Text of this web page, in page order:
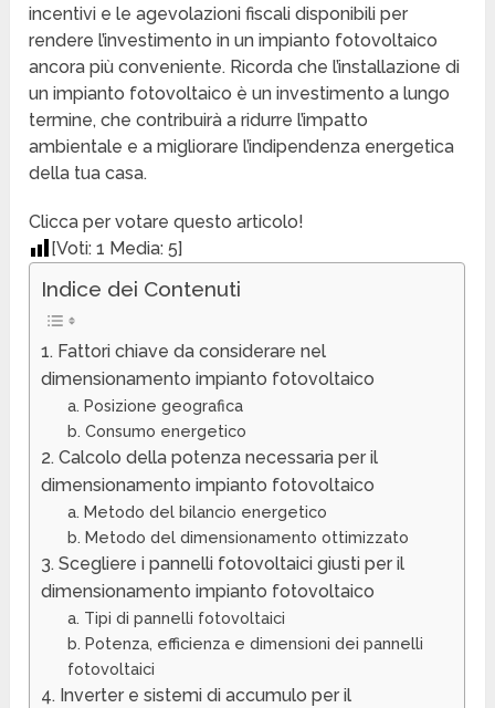
incentivi e le agevolazioni fiscali disponibili per
rendere l’investimento in un impianto fotovoltaico
ancora più conveniente. Ricorda che l’installazione di
un impianto fotovoltaico è un investimento a lungo
termine, che contribuirà a ridurre l’impatto
ambientale e a migliorare l’indipendenza energetica
della tua casa.
Clicca per votare questo articolo!
[Voti:1 Media:5]
Indice dei Contenuti
1. Fattori chiave da considerare nel
dimensionamento impianto fotovoltaico
a. Posizione geografica
b. Consumo energetico
2. Calcolo della potenza necessaria per il
dimensionamento impianto fotovoltaico
a. Metodo del bilancio energetico
b. Metodo del dimensionamento ottimizzato
3. Scegliere i pannelli fotovoltaici giusti per il
dimensionamento impianto fotovoltaico
a. Tipi di pannelli fotovoltaici
b. Potenza, efficienza e dimensioni dei pannelli
fotovoltaici
4. Inverter e sistemi di accumulo per il